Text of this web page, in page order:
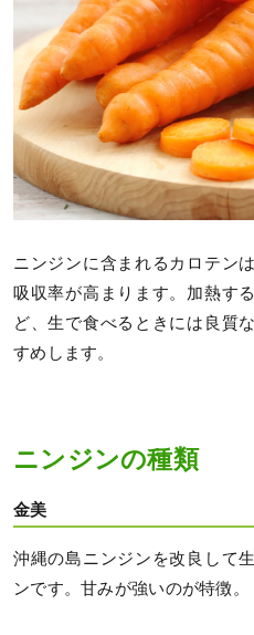
ニンジンに含まれるカロテン
吸収率が高まります。加熱す
ど、生で食べるときには良質
すめします。
ニンジンの種類
金美
沖縄の島ニンジンを改良して
ンです。甘みが強いのが特徴。